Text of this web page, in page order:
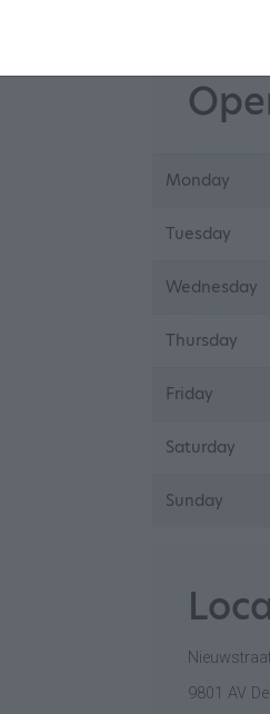
Monday
Tuesday
Wednesday
Thursday
Friday
Saturday
Sunday
9801 AV